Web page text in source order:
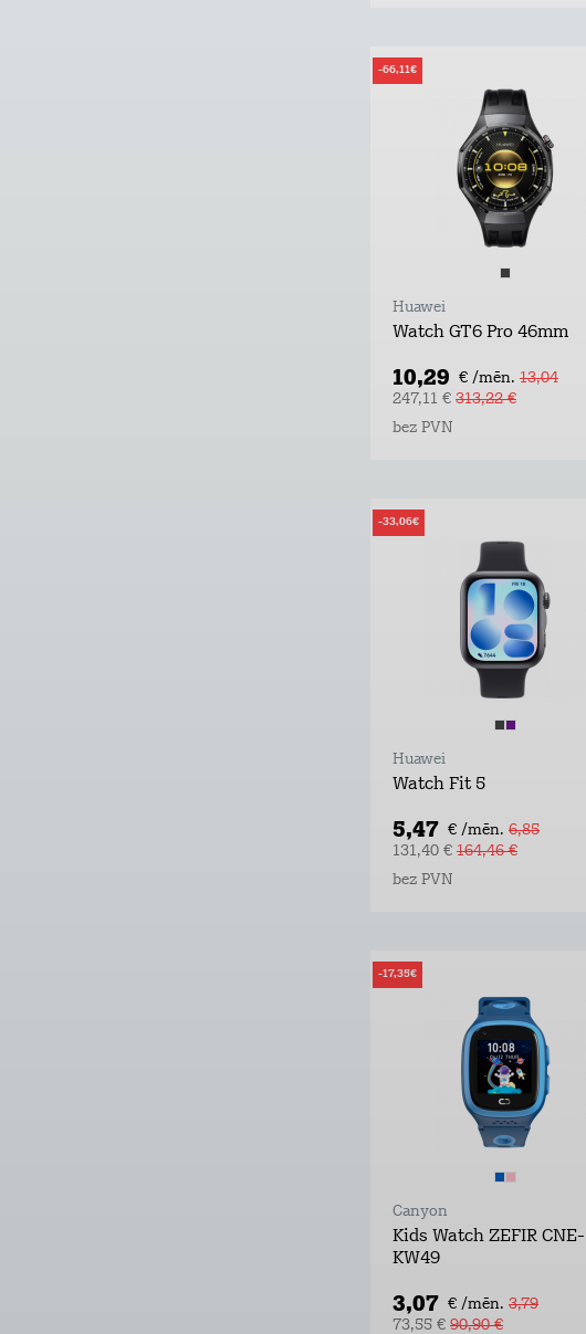
-66,11€
Huawei
Watch GT6 Pro 46mm
10,29 € /mēn. 13,04
247,11 € 313,22 €
bez PVN
-33,06€
Huawei
Watch Fit 5
5,47 € /mēn. 6,85
131,40 € 164,46 €
bez PVN
-17,35€
Canyon
Kids Watch ZEFIR CNE-
KW49
3,07 € /mēn. 3,79
73,55 € 90,90 €